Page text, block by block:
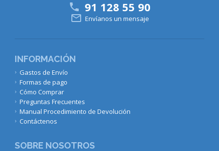
INFORMACIÓN
Gastos de Envío
Formas de pago
Cómo Comprar
Preguntas Frecuentes
Manual Procedimiento de Devolución
Contáctenos
SOBRE NOSOTROS
 91 128 55 90
 Envíanos un mensaje